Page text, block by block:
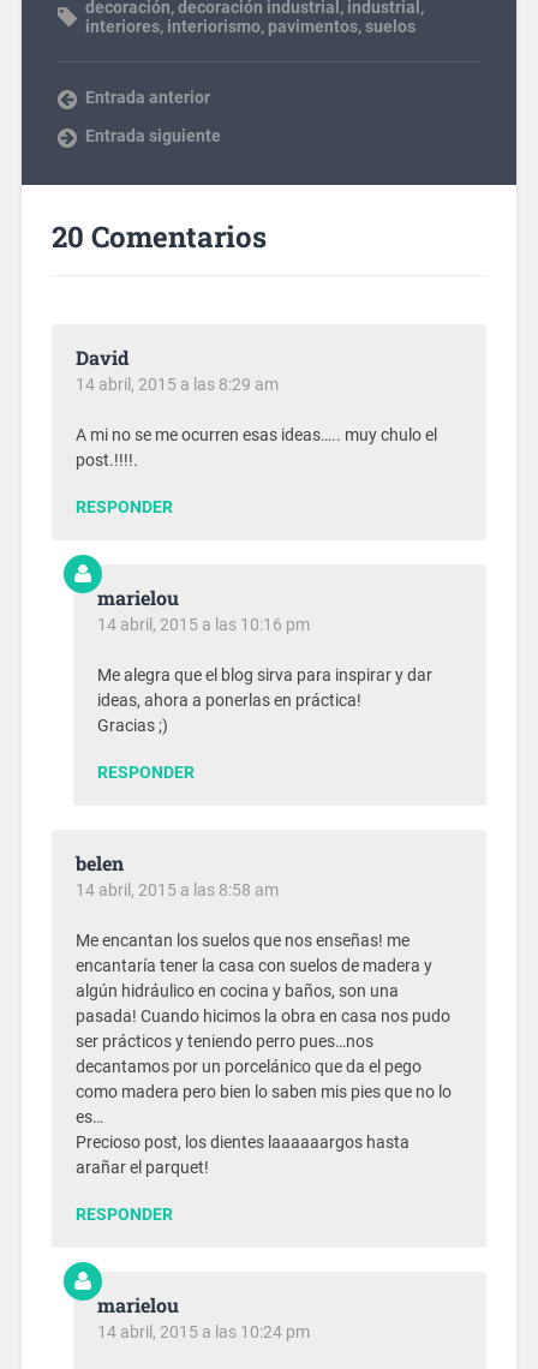
decoración,decoración industrial , industrial ,
interiores, interiorismo, pavimentos,suelos
Entrada anterior
Entrada siguiente
20 Comentarios
David
14 abril, 2015 a las 8:29 am
A mi no se me ocurren esas ideas….. muy chulo el
post.!!!!.
RESPONDER
marielou
14 abril, 2015 a las 10:16 pm
Me alegra que el blog sirva para inspirar y dar
ideas, ahora a ponerlas en práctica!
Gracias ;)
RESPONDER
belen
14 abril, 2015 a las 8:58 am
Me encantan los suelos que nos enseñas! me
encantaría tener la casa con suelos de madera y
algún hidráulico en cocina y baños, son una
pasada! Cuando hicimos la obra en casa nos pudo
ser prácticos y teniendo perro pues…nos
decantamos por un porcelánico que da el pego
como madera pero bien lo saben mis pies que no lo
es…
Precioso post, los dientes laaaaaargos hasta
arañar el parquet!
RESPONDER
marielou
14 abril, 2015 a las 10:24 pm